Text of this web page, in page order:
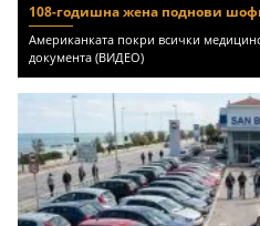
108-годишна жена поднови
Американката покри всички
документа (ВИДЕО)